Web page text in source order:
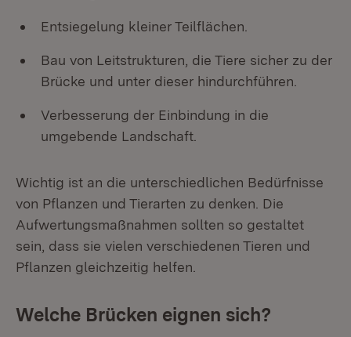
Entsiegelung kleiner Teilflächen.
Bau von Leitstrukturen, die Tiere sicher zu der
Brücke und unter dieser hindurchführen.
Verbesserung der Einbindung in die
umgebende Landschaft.
Wichtig ist an die unterschiedlichen Bedürfnisse
von Pflanzen und Tierarten zu denken. Die
Aufwertungsmaßnahmen sollten so gestaltet
sein, dass sie vielen verschiedenen Tieren und
Pflanzen gleichzeitig helfen.
Welche Brücken eignen sich?